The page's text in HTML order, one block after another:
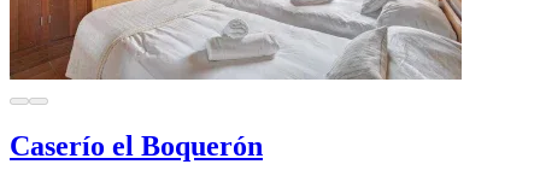
Caserío el Boquerón